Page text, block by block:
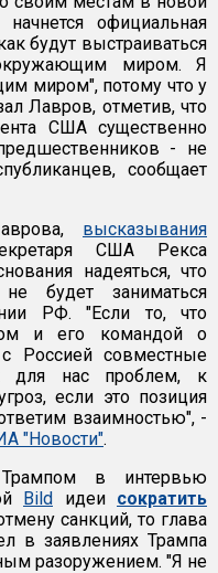
официальная
будут выстраиваться
миром. Я
миром", потому что у
Лавров, отметив, что
США существенно
- не
сообщает
высказывания
США Рекса
надеяться, что
будет заниматься
РФ. "Если то, что
и его командой о
Россией совместные
для нас проблем, к
если это позиция
взаимностью", -
"Новости".
Трампом в интервью
Bild идеи сократить
санкций, то глава
в заявлениях Трампа
разоружением. "Я не